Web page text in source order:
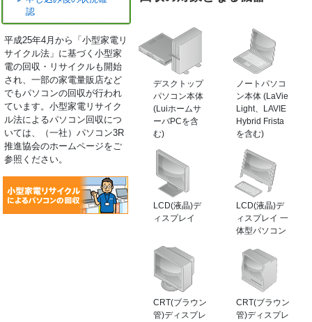
デスクトップ
パソコン本体
(Luiホームサ
ーバPCを含
む)
ノートパソコ
ン本体 (LaVie
Light、LAVIE
Hybrid Frista
を含む)
LCD(液晶)デ
ィスプレイ
LCD(液晶)デ
ィスプレイ 一
体型パソコン
CRT(ブラウン
管)ディスプレ
CRT(ブラウン
管)ディスプレ
認
平成25年4月から「小型家電リ
サイクル法」に基づく小型家
電の回収・リサイクルも開始
され、一部の家電量販店など
でもパソコンの回収が行われ
ています。小型家電リサイク
ル法によるパソコン回収につ
いては、（一社）パソコン3R
推進協会のホームページをご
参照ください。